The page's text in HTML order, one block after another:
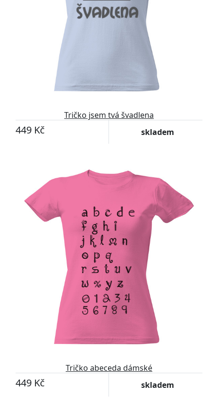
Tričko jsem tvá švadlena
449 Kč skladem
Tričko abeceda dámské
449 Kč skladem